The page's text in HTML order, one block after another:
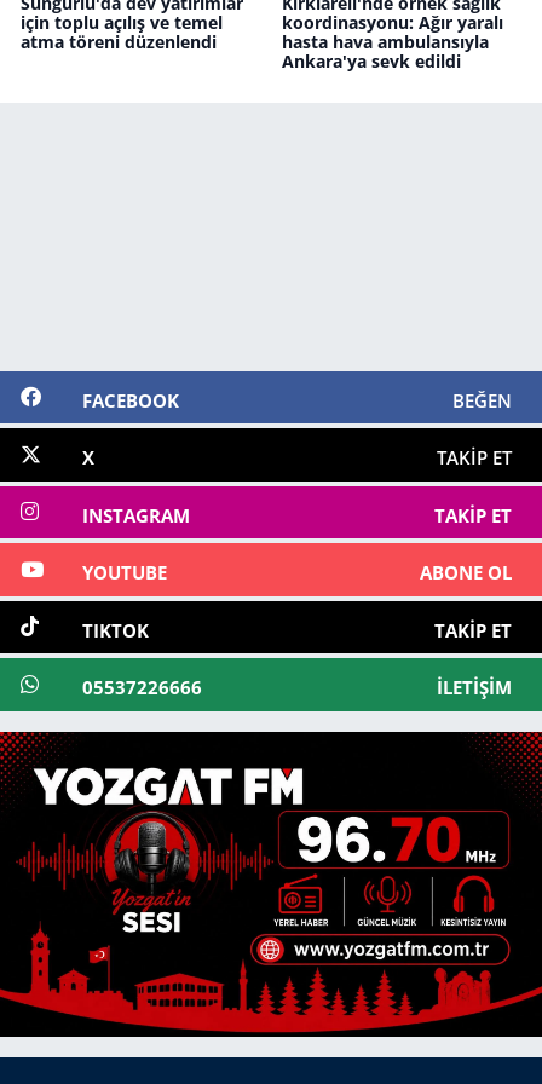
için toplu açılış ve temel
atma töreni düzenlendi
koordinasyonu: Ağır yaralı
hasta hava ambulansıyla
Ankara'ya sevk edildi
FACEBOOK BEĞEN
X TAKIP ET
INSTAGRAM TAKIP ET
YOUTUBE ABONE OL
TIKTOK TAKIP ET
05537226666 İLETIŞIM